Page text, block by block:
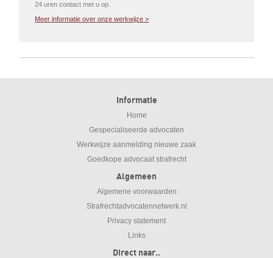
24 uren contact met u op.
Meer informatie over onze werkwijze >
Informatie
Home
Gespecialiseerde advocaten
Werkwijze aanmelding nieuwe zaak
Goedkope advocaat strafrecht
Algemeen
Algemene voorwaarden
Strafrechtadvocatennetwerk.nl
Privacy statement
Links
Direct naar..